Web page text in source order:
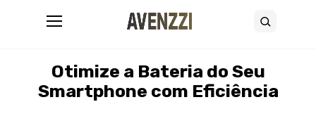
Buscar
Otimize a Bateria do Seu
Smartphone com Eficiência